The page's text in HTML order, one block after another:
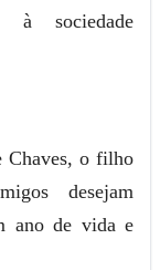
sociedade
Chaves, o filho
desejam
ano de vida e